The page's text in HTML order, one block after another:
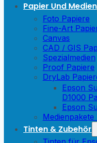
Papier Und Medien
Foto Papiere
Fine-Art
Canvas
CAD / GIS
Spezialmedien
Proof Papiere
DryLab
Epson
D1000
Epson
Tinten & Zubehör